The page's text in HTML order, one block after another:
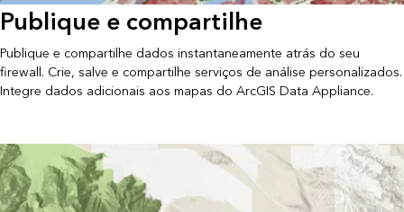
Publique e compartilhe
Publique e compartilhe dados instantaneamente atrás do seu
firewall. Crie, salve e compartilhe serviços de análise personalizados.
Integre dados adicionais aos mapas do ArcGIS Data Appliance.